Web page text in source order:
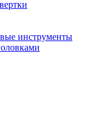
инструменты